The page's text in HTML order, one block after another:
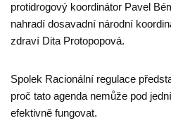
protidrogový koordinátor Pavel
nahradí dosavadní národní
zdraví Dita Protopopová.
Spolek Racionální regulace
proč tato agenda nemůže pod
efektivně fungovat.